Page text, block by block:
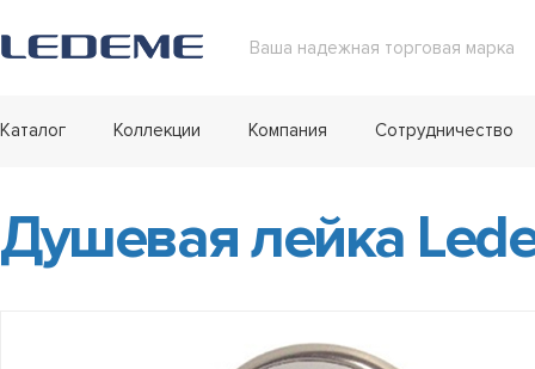
Ваша надежная торговая марка
Каталог Коллекции Компания Сотрудничество
Душевая лейка